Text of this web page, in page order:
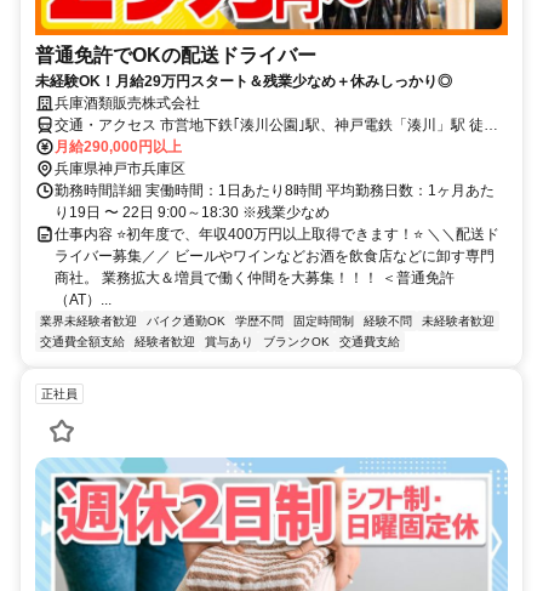
普通免許でOKの配送ドライバー
未経験OK！月給29万円スタート＆残業少なめ＋休みしっかり◎
兵庫酒類販売株式会社
交通・アクセス 市営地下鉄｢湊川公園｣駅、神戸電鉄「湊川」駅 徒歩
10分 ★バイク通勤OK★自転車通勤OK※車通勤不可
月給290,000円以上
兵庫県神戸市兵庫区
勤務時間詳細 実働時間：1日あたり8時間 平均勤務日数：1ヶ月あた
り19日 〜 22日 9:00～18:30 ※残業少なめ
仕事内容 ⭐初年度で、年収400万円以上取得できます！⭐ ＼＼配送ド
ライバー募集／／ ビールやワインなどお酒を飲食店などに卸す専門
商社。 業務拡大＆増員で働く仲間を大募集！！！ ＜普通免許
（AT）...
業界未経験者歓迎 バイク通勤OK 学歴不問 固定時間制 経験不問
未経験者歓迎
交通費全額支給
経験者歓迎 賞与あり ブランクOK 交通費支給
正社員